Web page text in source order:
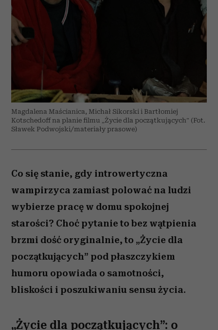
Magdalena Maścianica, Michał Sikorski i Bartłomiej
Kotschedoff na planie filmu „Życie dla początkujących” (Fot.
Sławek Podwojski/materiały prasowe)
Co się stanie, gdy introwertyczna
wampirzyca zamiast polować na ludzi
wybierze pracę w domu spokojnej
starości? Choć pytanie to bez wątpienia
brzmi dość oryginalnie, to „Życie dla
początkujących” pod płaszczykiem
humoru opowiada o samotności,
bliskości i poszukiwaniu sensu życia.
„Życie dla początkujących”: o